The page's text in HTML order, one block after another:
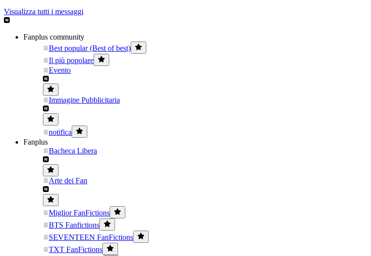
Visualizza tutti i messaggi
Fanplus community
Best popular (Best of best)
Il più popolare
Evento
Immagine Pubblicitaria
notifica
Fanplus
Bacheca Libera
Arte dei Fan
Miglior FanFictions
BTS Fanfictions
SEVENTEEN FanFictions
TXT FanFictions